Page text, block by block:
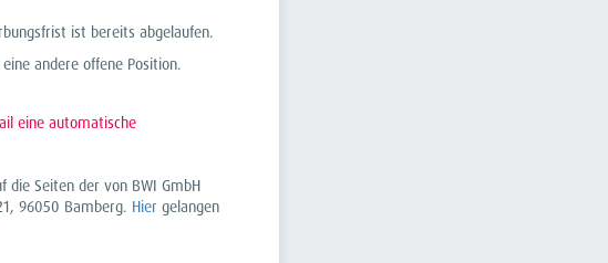
ist bereits abgelaufen.
andere offene Position.
eine automatische
die Seiten der von BWI GmbH
96050 Bamberg. Hier gelangen